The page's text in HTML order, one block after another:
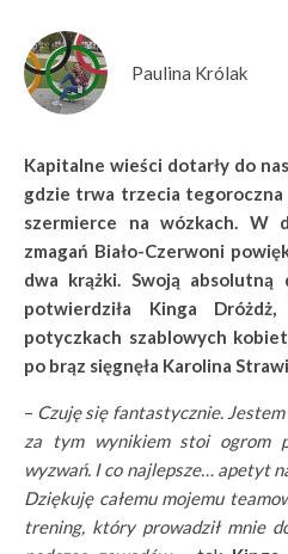
Paulina Królak
Kapitalne wieści dotarły do
gdzie trwa trzecia tegoroczna
szermierce na wózkach. W
zmagań Biało-Czerwoni
dwa krążki. Swoją
potwierdziła Kinga
potyczkach szablowych
po brąz sięgnęła Karolina
– Czuję się fantastycznie.
za tym wynikiem stoi ogrom
wyzwań. I co najlepsze… apetyt
Dziękuję całemu mojemu
trening, który prowadził mnie